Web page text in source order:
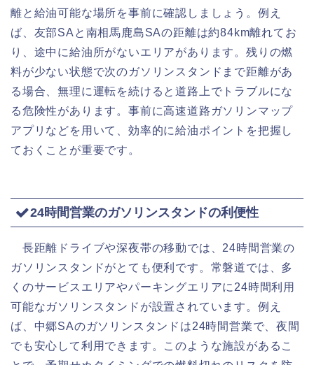
離と給油可能な場所を事前に確認しましょう。例え
ば、友部SAと南相馬鹿島SAの距離は約84km離れてお
り、途中に給油所がないエリアがあります。残りの燃
料が少ない状態で次のガソリンスタンドまで距離があ
る場合、無理に運転を続けると道路上でトラブルにな
る危険性があります。事前に高速道路ガソリンマップ
アプリなどを用いて、効率的に給油ポイントを把握し
ておくことが重要です。
24時間営業のガソリンスタンドの利便性
長距離ドライブや深夜帯の移動では、24時間営業の
ガソリンスタンドがとても便利です。常磐道では、多
くのサービスエリアやパーキングエリアに24時間利用
可能なガソリンスタンドが設置されています。例え
ば、中郷SAのガソリンスタンドは24時間営業で、夜間
でも安心して利用できます。このような施設があるこ